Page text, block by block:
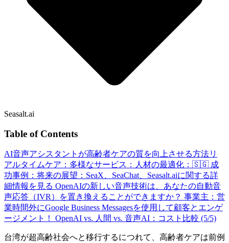
Seasalt.ai
Table of Contents
AI音声アシスタントが高齢者ケアの質を向上させる方法リ
アルタイムケア： 多様なサービス： 人材の最適化： 🇸🇬 成
功事例： 将来の展望： SeaX、SeaChat、Seasalt.aiに関する詳
細情報を見る OpenAIの新しい音声技術は、あなたの自動音
声応答（IVR）を置き換えることができますか？ 事業主：営
業時間外にGoogle Business Messagesを使用して顧客とエンゲ
ージメント！ OpenAI vs. 人間 vs. 音声AI：コスト比較 (5/5)
台湾が超高齢社会へと移行するにつれて、高齢者ケアは前例